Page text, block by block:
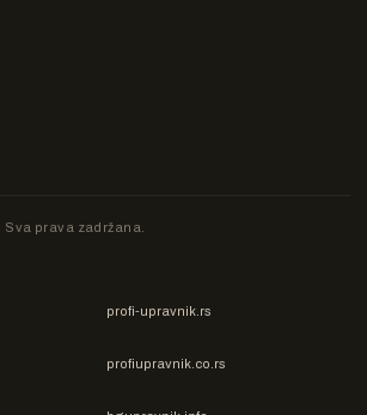
prava zadržana.
profi-upravnik.rs
profiupravnik.co.rs